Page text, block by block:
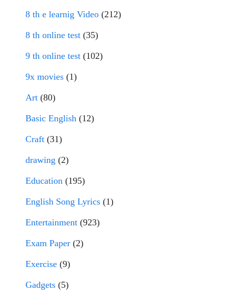
8 th e learnig Video (212)
8 th online test (35)
9 th online test (102)
9x movies (1)
Art (80)
Basic English (12)
Craft (31)
drawing (2)
Education (195)
English Song Lyrics (1)
Entertainment (923)
Exam Paper (2)
Exercise (9)
Gadgets (5)